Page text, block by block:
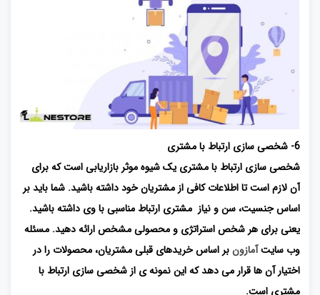
6- شخصی سازی ارتباط با مشتری
شخصی سازی ارتباط با مشتری یک شیوه موثر بازاریابی است که برای
آن لازم است تا اطلاعات کافی از مشتریان خود داشته باشید. شما باید بر
اساس جنسیت، سن و نیاز مشتری ارتباط مناسبی با وی داشته باشید.
یعنی برای هر شخص استراتژی و محصولی مشخص ارائه دهید. مسئله
وب سایتآمازونبر اساس خریدهای قبلی مشتریان، محصولات را در
اختیار آن ها قرار می دهد که این نمونه ی از شخصی سازی ارتباط با
مشتری است.